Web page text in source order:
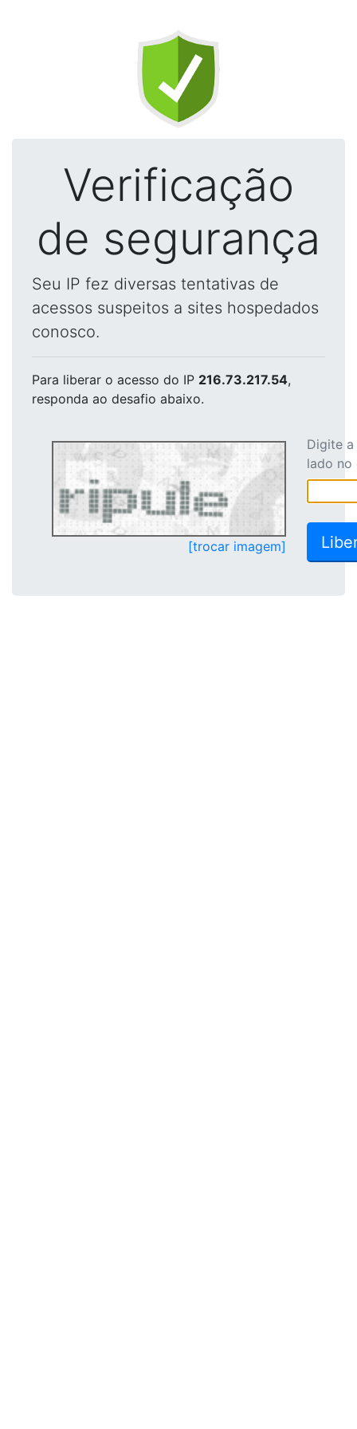
Verificação
de segurança
Seu IP fez diversas tentativas de
acessos suspeitos a sites hospedados
conosco.
Para liberar o acesso do IP 216.73.217.54,
responda ao desafio abaixo.
[trocar imagem]
Digite
lado no